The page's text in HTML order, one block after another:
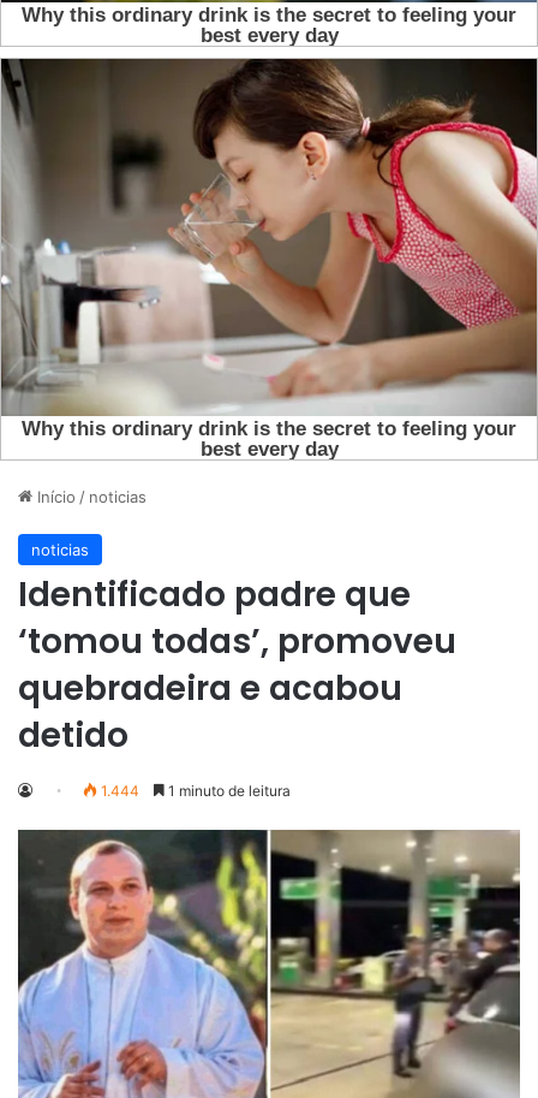
Início / noticias
noticias
Identificado padre que
‘tomou todas’, promoveu
quebradeira e acabou
detido
1.444 1 minuto de leitura